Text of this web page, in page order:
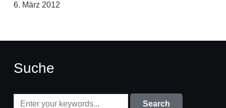
6. März 2012
Suche